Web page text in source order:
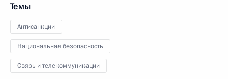
Темы
Антисанкции
Национальная безопасность
Связь и телекоммуникации